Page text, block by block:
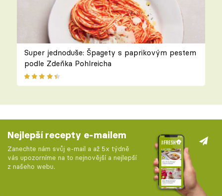
Super jednoduše: Špagety s paprikovým pestem
podle Zdeňka Pohlreicha
Nejlepší recepty e-mailem
Zanechte nám svůj e-mail a až 5x týdně
vás upozorníme na to nejnovější a nejlepší
z našeho webu.